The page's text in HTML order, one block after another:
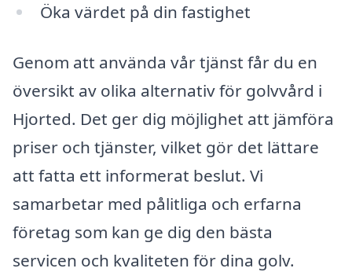
Öka värdet på din fastighet
Genom att använda vår tjänst får du en
översikt av olika alternativ för golvvård i
Hjorted. Det ger dig möjlighet att jämföra
priser och tjänster, vilket gör det lättare
att fatta ett informerat beslut. Vi
samarbetar med pålitliga och erfarna
företag som kan ge dig den bästa
servicen och kvaliteten för dina golv.